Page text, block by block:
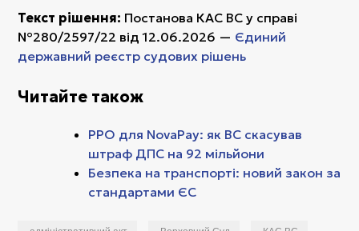
Текст рішення: Постанова КАС ВС у справі
№280/2597/22 від 12.06.2026 — Єдиний
державний реєстр судових рішень
Читайте також
РРО для NovaPay: як ВС скасував
штраф ДПС на 92 мільйони
Безпека на транспорті: новий закон за
стандартами ЄС